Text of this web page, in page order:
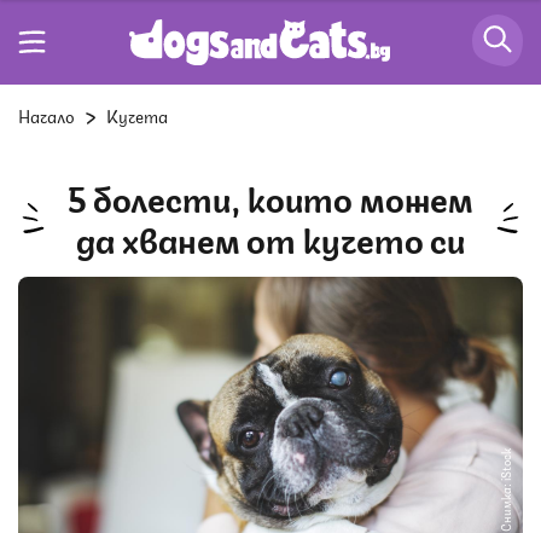
Начало Кучета
5 болести, които можем
да хванем от кучето си
Снимка: iStock